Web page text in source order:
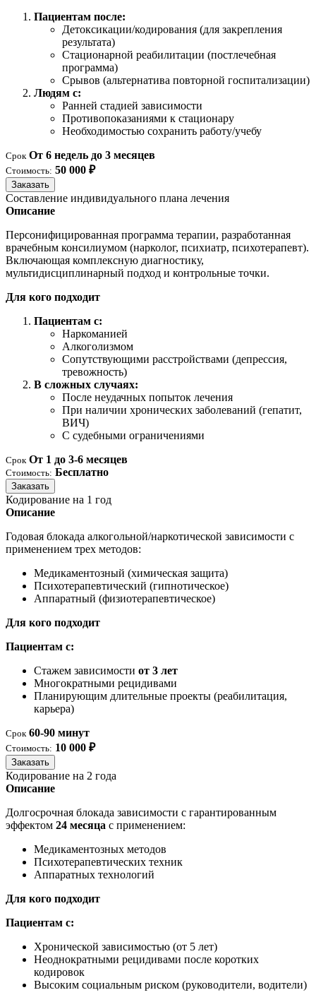
Пациентам после:
Детоксикации/кодирования (для закрепления
результата)
Стационарной реабилитации (постлечебная
программа)
Срывов (альтернатива повторной госпитализации)
Людям с:
Ранней стадией зависимости
Противопоказаниями к стационару
Необходимостью сохранить работу/учебу
Срок От 6 недель до 3 месяцев
Стоимость: 50 000 ₽
Заказать
Составление индивидуального плана лечения
Описание
Персонифицированная программа терапии, разработанная
врачебным консилиумом (нарколог, психиатр, психотерапевт).
Включающая комплексную диагностику,
мультидисциплинарный подход и контрольные точки.
Для кого подходит
Пациентам с:
Наркоманией
Алкоголизмом
Сопутствующими расстройствами (депрессия,
тревожность)
В сложных случаях:
После неудачных попыток лечения
При наличии хронических заболеваний (гепатит,
ВИЧ)
С судебными ограничениями
Срок От 1 до 3-6 месяцев
Стоимость: Бесплатно
Заказать
Кодирование на 1 год
Описание
Годовая блокада алкогольной/наркотической зависимости с
применением трех методов:
Медикаментозный (химическая защита)
Психотерапевтический (гипнотическое)
Аппаратный (физиотерапевтическое)
Для кого подходит
Пациентам с:
Стажем зависимости от 3 лет
Многократными рецидивами
Планирующим длительные проекты (реабилитация,
карьера)
Срок 60-90 минут
Стоимость: 10 000 ₽
Заказать
Кодирование на 2 года
Описание
Долгосрочная блокада зависимости с гарантированным
эффектом 24 месяца с применением:
Медикаментозных методов
Психотерапевтических техник
Аппаратных технологий
Для кого подходит
Пациентам с:
Хронической зависимостью (от 5 лет)
Неоднократными рецидивами после коротких
кодировок
Высоким социальным риском (руководители, водители)